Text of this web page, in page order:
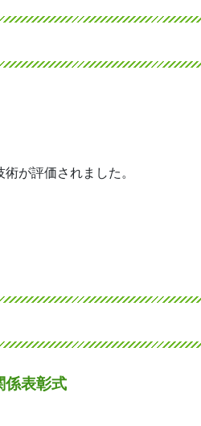
が評価されました。
係表彰式